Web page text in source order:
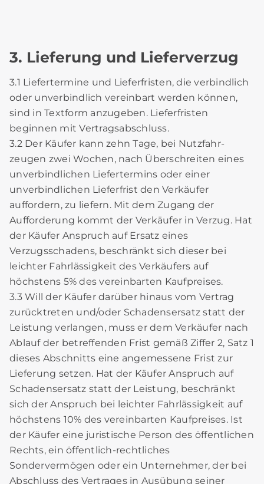
3. Lieferung und Lieferverzug
3.1 Liefertermine und Lieferfristen, die verbindlich
oder unverbindlich vereinbart werden können,
sind in Textform anzugeben. Lieferfristen
beginnen mit Vertragsabschluss.
3.2 Der Käufer kann zehn Tage, bei Nutzfahr-
zeugen zwei Wochen, nach Überschreiten eines
unverbindlichen Liefertermins oder einer
unverbindlichen Lieferfrist den Verkäufer
auffordern, zu liefern. Mit dem Zugang der
Aufforderung kommt der Verkäufer in Verzug. Hat
der Käufer Anspruch auf Ersatz eines
Verzugsschadens, beschränkt sich dieser bei
leichter Fahrlässigkeit des Verkäufers auf
höchstens 5% des vereinbarten Kaufpreises.
3.3 Will der Käufer darüber hinaus vom Vertrag
zurücktreten und/oder Schadensersatz statt der
Leistung verlangen, muss er dem Verkäufer nach
Ablauf der betreffenden Frist gemäß Ziffer 2, Satz 1
dieses Abschnitts eine angemessene Frist zur
Lieferung setzen. Hat der Käufer Anspruch auf
Schadensersatz statt der Leistung, beschränkt
sich der Anspruch bei leichter Fahrlässigkeit auf
höchstens 10% des vereinbarten Kaufpreises. Ist
der Käufer eine juristische Person des öffentlichen
Rechts, ein öffentlich-rechtliches
Sondervermögen oder ein Unternehmer, der bei
Abschluss des Vertrages in Ausübung seiner